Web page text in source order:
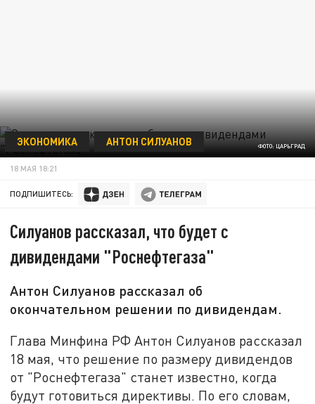
ФОТО: ЦАРЬГРАД
ЭКОНОМИКА АНТОН СИЛУАНОВ
18 МАЯ 18:21
ПОДПИШИТЕСЬ:
Силуанов рассказал, что будет с
дивидендами "Роснефтегаза"
Антон Силуанов рассказал об
окончательном решении по дивидендам.
Глава Минфина РФ Антон Силуанов рассказал
18 мая, что решение по размеру дивидендов
от "Роснефтегаза" станет известно, когда
будут готовиться директивы. По его словам,